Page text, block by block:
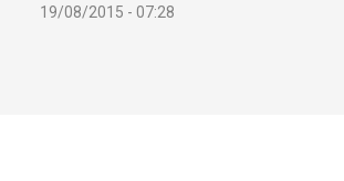
19/08/2015 - 07:28